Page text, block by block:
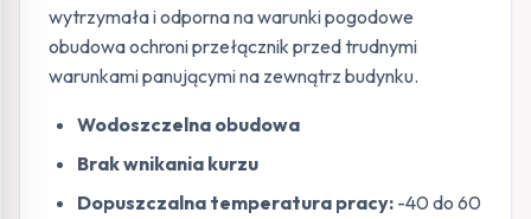
wytrzymała i odporna na warunki pogodowe
obudowa ochroni przełącznik przed trudnymi
warunkami panującymi na zewnątrz budynku.
Wodoszczelna obudowa
Brak wnikania kurzu
Dopuszczalna temperatura pracy: -40 do 60